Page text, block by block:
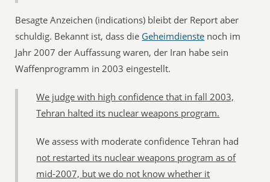
Besagte Anzeichen (indications) bleibt der Report aber
schuldig. Bekannt ist, dass die Geheimdienste noch im
Jahr 2007 der Auffassung waren, der Iran habe sein
Waffenprogramm in 2003 eingestellt.
We judge with high confidence that in fall 2003,
Tehran halted its nuclear weapons program.
We assess with moderate confidence Tehran had
not restarted its nuclear weapons program as of
mid-2007, but we do not know whether it